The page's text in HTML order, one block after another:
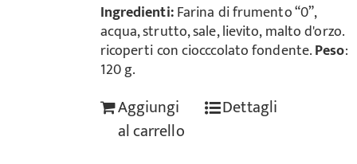
Ingredienti:Farina di frumento “0”,
acqua, strutto, sale, lievito, malto d'orzo.
ricoperti con ciocccolato fondente.Peso:
120 g.
Aggiungi
al carrello
Dettagli